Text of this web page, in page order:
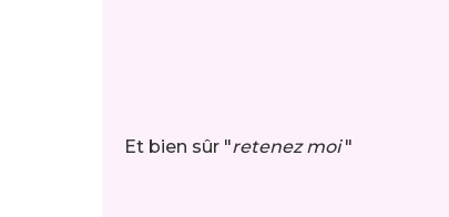
Et bien sûr "retenez moi"